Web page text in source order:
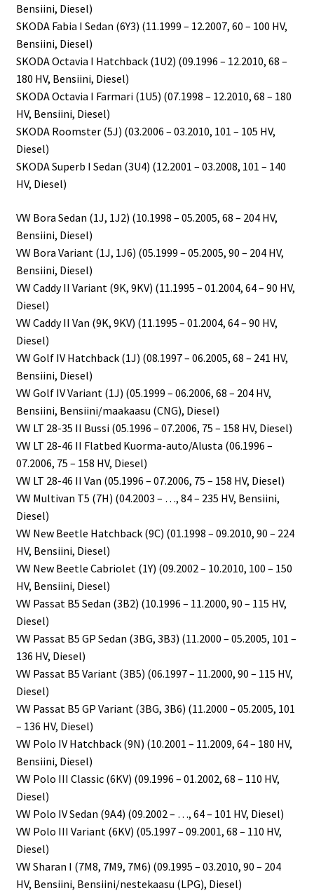
Bensiini, Diesel)
SKODA Fabia I Sedan (6Y3) (11.1999 – 12.2007, 60 – 100 HV,
Bensiini, Diesel)
SKODA Octavia I Hatchback (1U2) (09.1996 – 12.2010, 68 –
180 HV, Bensiini, Diesel)
SKODA Octavia I Farmari (1U5) (07.1998 – 12.2010, 68 – 180
HV, Bensiini, Diesel)
SKODA Roomster (5J) (03.2006 – 03.2010, 101 – 105 HV,
Diesel)
SKODA Superb I Sedan (3U4) (12.2001 – 03.2008, 101 – 140
HV, Diesel)
VW Bora Sedan (1J, 1J2) (10.1998 – 05.2005, 68 – 204 HV,
Bensiini, Diesel)
VW Bora Variant (1J, 1J6) (05.1999 – 05.2005, 90 – 204 HV,
Bensiini, Diesel)
VW Caddy II Variant (9K, 9KV) (11.1995 – 01.2004, 64 – 90 HV,
Diesel)
VW Caddy II Van (9K, 9KV) (11.1995 – 01.2004, 64 – 90 HV,
Diesel)
VW Golf IV Hatchback (1J) (08.1997 – 06.2005, 68 – 241 HV,
Bensiini, Diesel)
VW Golf IV Variant (1J) (05.1999 – 06.2006, 68 – 204 HV,
Bensiini, Bensiini/maakaasu (CNG), Diesel)
VW LT 28-35 II Bussi (05.1996 – 07.2006, 75 – 158 HV, Diesel)
VW LT 28-46 II Flatbed Kuorma-auto/Alusta (06.1996 –
07.2006, 75 – 158 HV, Diesel)
VW LT 28-46 II Van (05.1996 – 07.2006, 75 – 158 HV, Diesel)
VW Multivan T5 (7H) (04.2003 – …, 84 – 235 HV, Bensiini,
Diesel)
VW New Beetle Hatchback (9C) (01.1998 – 09.2010, 90 – 224
HV, Bensiini, Diesel)
VW New Beetle Cabriolet (1Y) (09.2002 – 10.2010, 100 – 150
HV, Bensiini, Diesel)
VW Passat B5 Sedan (3B2) (10.1996 – 11.2000, 90 – 115 HV,
Diesel)
VW Passat B5 GP Sedan (3BG, 3B3) (11.2000 – 05.2005, 101 –
136 HV, Diesel)
VW Passat B5 Variant (3B5) (06.1997 – 11.2000, 90 – 115 HV,
Diesel)
VW Passat B5 GP Variant (3BG, 3B6) (11.2000 – 05.2005, 101
– 136 HV, Diesel)
VW Polo IV Hatchback (9N) (10.2001 – 11.2009, 64 – 180 HV,
Bensiini, Diesel)
VW Polo III Classic (6KV) (09.1996 – 01.2002, 68 – 110 HV,
Diesel)
VW Polo IV Sedan (9A4) (09.2002 – …, 64 – 101 HV, Diesel)
VW Polo III Variant (6KV) (05.1997 – 09.2001, 68 – 110 HV,
Diesel)
VW Sharan I (7M8, 7M9, 7M6) (09.1995 – 03.2010, 90 – 204
HV, Bensiini, Bensiini/nestekaasu (LPG), Diesel)